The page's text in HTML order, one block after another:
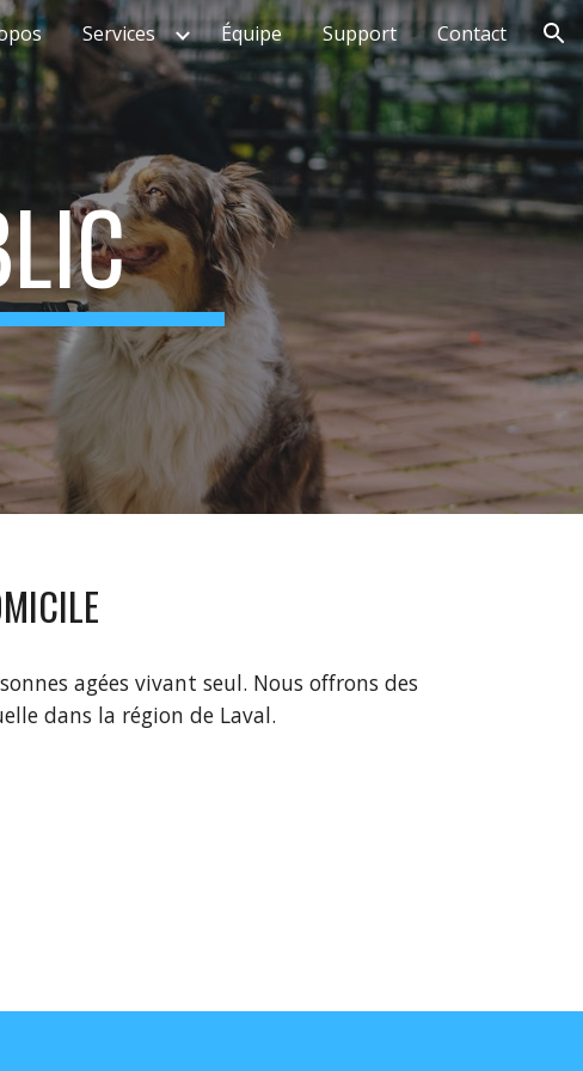
Services Équipe Support Contact
agées vivant seul. Nous offrons des
dans la région de Laval.